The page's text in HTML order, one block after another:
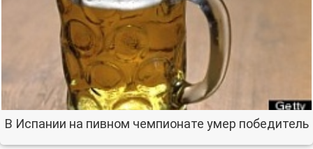
В Испании на пивном чемпионате умер победитель